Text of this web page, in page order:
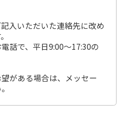
入いただいた連絡先に改め
話で、平日9:00～17:30の
がある場合は、メッセー